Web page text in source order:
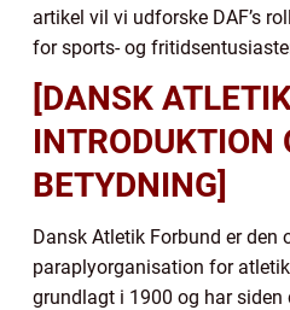
artikel vil vi udforske DAF’s
for sports- og
[DANSK
INTRODUKTION
BETYDNING]
Dansk Atletik Forbund er den
paraplyorganisation for
grundlagt i 1900 og har siden